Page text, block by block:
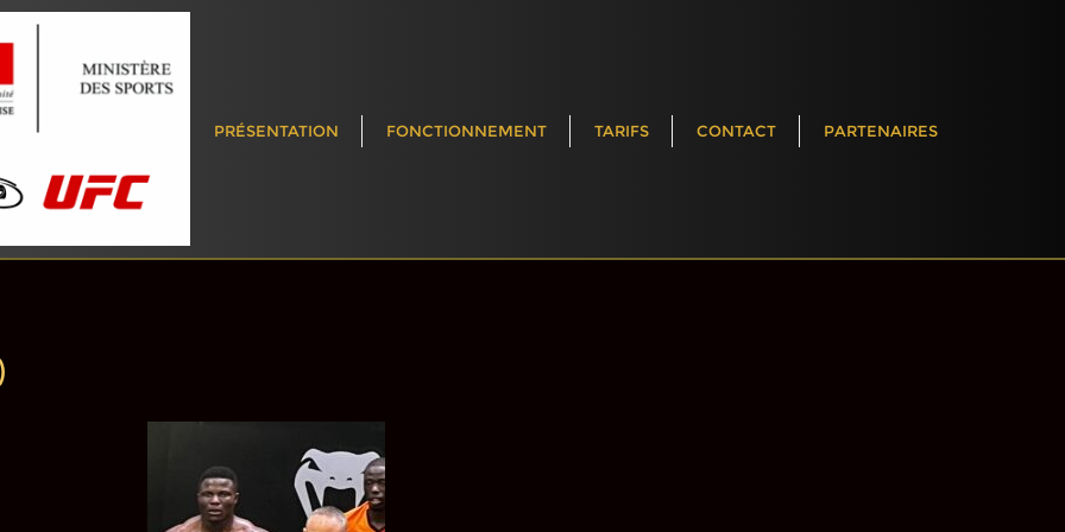
PRÉSENTATION FONCTIONNEMENT TARIFS CONTACT PARTENAIRES